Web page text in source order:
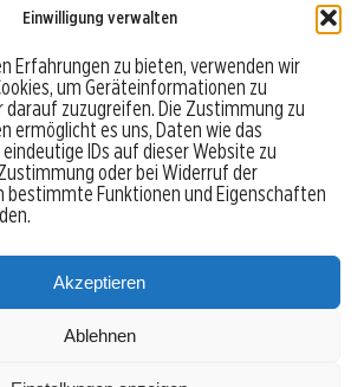
Einwilligung verwalten
Erfahrungen zu bieten, verwenden wir
um Geräteinformationen zu
darauf zuzugreifen. Die Zustimmung zu
ermöglicht es uns, Daten wie das
IDs auf dieser Website zu
oder bei Widerruf der
bestimmte Funktionen und Eigenschaften
Akzeptieren
Ablehnen